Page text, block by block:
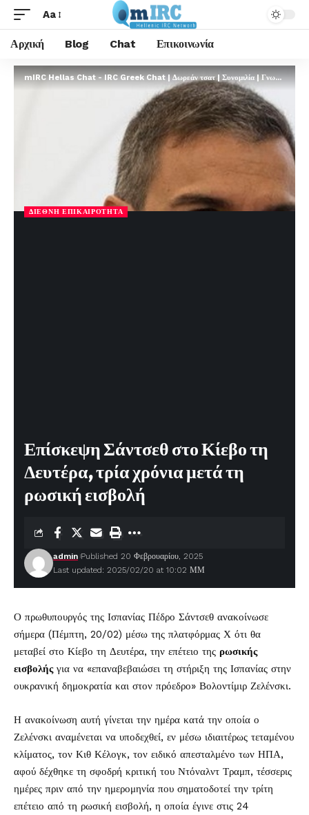
Aa
Αρχική Blog Chat Επικοινωνία
mIRC Hellas Chat - IRC Greek Chat | Δωρεάν τσατ | Συνομιλία | Γνωριμίες | FREE
ΔΙΕΘΝΉ ΕΠΙΚΑΙΡΌΤΗΤΑ
Επίσκεψη Σάντσεθ στο Κίεβο τη
Δευτέρα, τρία χρόνια μετά τη
ρωσική εισβολή
Last updated: 2025/02/20 at 10:02 ΜΜ
admin Published 20 Φεβρουαρίου, 2025
Ο πρωθυπουργός της Ισπανίας Πέδρο Σάντσεθ ανακοίνωσε
σήμερα (Πέμπτη, 20/02) μέσω της πλατφόρμας Χ ότι θα
μεταβεί στο Κίεβο τη Δευτέρα, την επέτειο της ρωσικής
εισβολήςγια να «επαναβεβαιώσει τη στήριξη της Ισπανίας στην
ουκρανική δημοκρατία και στον πρόεδρο» Βολοντίμιρ Ζελένσκι.
Η ανακοίνωση αυτή γίνεται την ημέρα κατά την οποία ο
Ζελένσκι αναμένεται να υποδεχθεί, εν μέσω ιδιαιτέρως τεταμένου
κλίματος, τον Κιθ Κέλογκ, τον ειδικό απεσταλμένο των ΗΠΑ,
αφού δέχθηκε τη σφοδρή κριτική του Ντόναλντ Τραμπ, τέσσερις
ημέρες πριν από την ημερομηνία που σηματοδοτεί την τρίτη
επέτειο από τη ρωσική εισβολή, η οποία έγινε στις 24